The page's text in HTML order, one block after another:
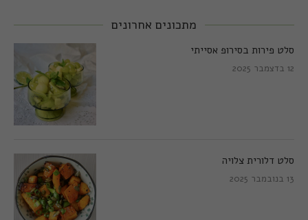
מתכונים אחרונים
סלט פירות בסירופ אסייתי
12 בדצמבר 2025
סלט דלורית צלויה
13 בנובמבר 2025